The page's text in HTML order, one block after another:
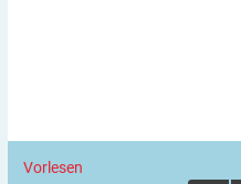
Vorlesen